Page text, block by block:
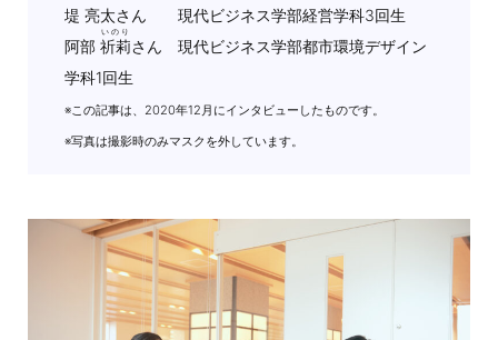
堤 亮太さん 現代ビジネス学部経営学科3回生
阿部祈莉
いのり
さん 現代ビジネス学部都市環境デザイン
学科1回生
※この記事は、2020年12月にインタビューしたものです。
※写真は撮影時のみマスクを外しています。